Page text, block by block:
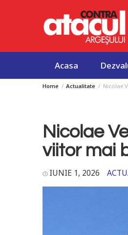
Acasa
Home Actualitate Nicolae
Nicolae
viitor mai
IUNIE 1, 2026